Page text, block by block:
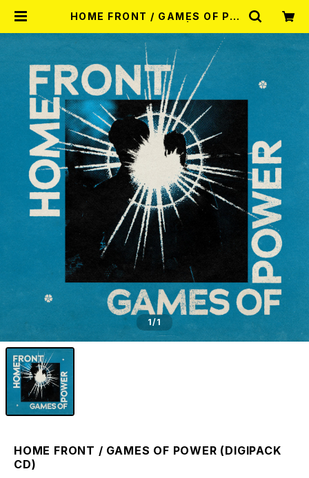
HOME FRONT / GAMES OF PO
SHOP MISERY
1/1
HOME FRONT / GAMES OF POWER (DIGIPACK
CD)